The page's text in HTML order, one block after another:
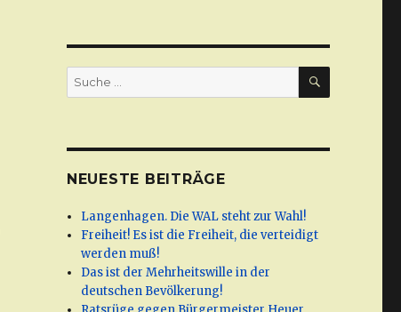
Suche
nach:
SUCHE
NEUESTE BEITRÄGE
Langenhagen. Die WAL steht zur Wahl!
Freiheit! Es ist die Freiheit, die verteidigt
werden muß!
Das ist der Mehrheitswille in der
deutschen Bevölkerung!